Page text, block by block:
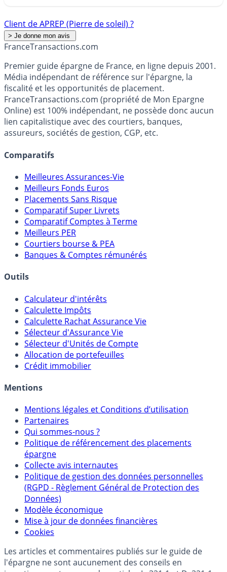
Client de APREP (Pierre de soleil) ?
FranceTransactions.com
Premier guide épargne de France, en ligne depuis 2001.
Média indépendant de référence sur l'épargne, la
fiscalité et les opportunités de placement.
FranceTransactions.com (propriété de Mon Epargne
Online) est 100% indépendant, ne possède donc aucun
lien capitalistique avec des courtiers, banques,
assureurs, sociétés de gestion, CGP, etc.
Comparatifs
Meilleures Assurances-Vie
Meilleurs Fonds Euros
Placements Sans Risque
Comparatif Super Livrets
Comparatif Comptes à Terme
Meilleurs PER
Courtiers bourse & PEA
Banques & Comptes rémunérés
Outils
Calculateur d'intérêts
Calculette Impôts
Calculette Rachat Assurance Vie
Sélecteur d'Assurance Vie
Sélecteur d'Unités de Compte
Allocation de portefeuilles
Crédit immobilier
Mentions
Mentions légales et Conditions d’utilisation
Partenaires
Qui sommes-nous ?
Politique de référencement des placements
épargne
Collecte avis internautes
Politique de gestion des données personnelles
(RGPD - Règlement Général de Protection des
Données)
Modèle économique
Mise à jour de données financières
Cookies
Les articles et commentaires publiés sur le guide de
l'épargne ne sont aucunement des conseils en